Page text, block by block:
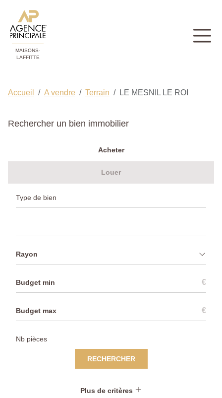
MAISONS-
LAFFITTE
Accueil A vendre Terrain LE MESNIL LE ROI
Rechercher un bien immobilier
Acheter
Louer
Rayon
€
€
RECHERCHER
Plus de critères